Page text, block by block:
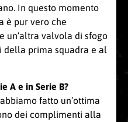
In questo momento
è pur vero che
un’altra valvola di sfogo
prima squadra e al
A e in Serie B?
fatto un’ottima
dei complimenti alla